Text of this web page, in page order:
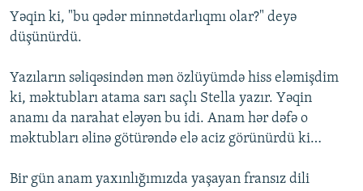
Yəqin ki, "bu qədər minnətdarlıqmı olar?" deyə
düşünürdü.
Yazıların səliqəsindən mən özlüyümdə hiss eləmişdim
ki, məktubları atama sarı saçlı Stella yazır. Yəqin
anamı da narahat eləyən bu idi. Anam hər dəfə o
məktubları əlinə götürəndə elə aciz görünürdü ki…
Bir gün anam yaxınlığımızda yaşayan fransız dili